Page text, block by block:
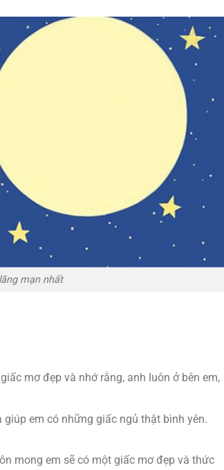
mạn nhất
mơ đẹp và nhớ rằng, anh luôn ở bên em,
em có những giấc ngủ thật bình yên.
mong em sẽ có một giấc mơ đẹp và thức